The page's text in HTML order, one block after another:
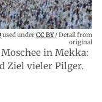
in Mekka:
Ziel vieler Pilger.
used underCC BY/ Detail from
original